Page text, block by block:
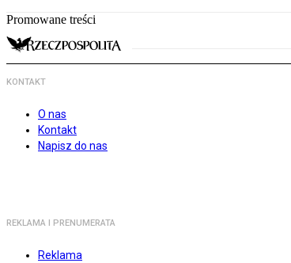
Promowane treści
KONTAKT
O nas
Kontakt
Napisz do nas
REKLAMA I PRENUMERATA
Reklama